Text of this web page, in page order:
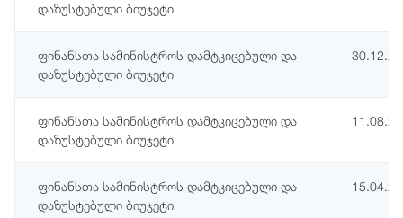
დაზუსტებული ბიუჯეტი
ფინანსთა სამინისტროს დამტკიცებული და
დაზუსტებული ბიუჯეტი
ფინანსთა სამინისტროს დამტკიცებული და
დაზუსტებული ბიუჯეტი
ფინანსთა სამინისტროს დამტკიცებული და
დაზუსტებული ბიუჯეტი